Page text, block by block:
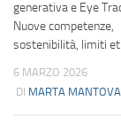
generativa e Eye
Nuove competenze,
sostenibilità, limiti
6 MARZO 2026
DI MARTA